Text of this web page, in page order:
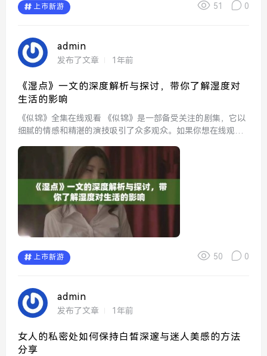
上市新游 51 0
admin
发布了文章 1年前
《湿点》一文的深度解析与探讨，带你了解湿度对
生活的影响
《似锦》全集在线观看 《似锦》是一部备受关注的剧集，它以
细腻的情感和精湛的演技吸引了众多观众。如果你想在线观看
不论是想重温经典还是第一次欣赏，网络上的资源都能满...
上市新游 50 0
admin
发布了文章 1年前
女人的私密处如何保持白皙深邃与迷人美感的方法
分享